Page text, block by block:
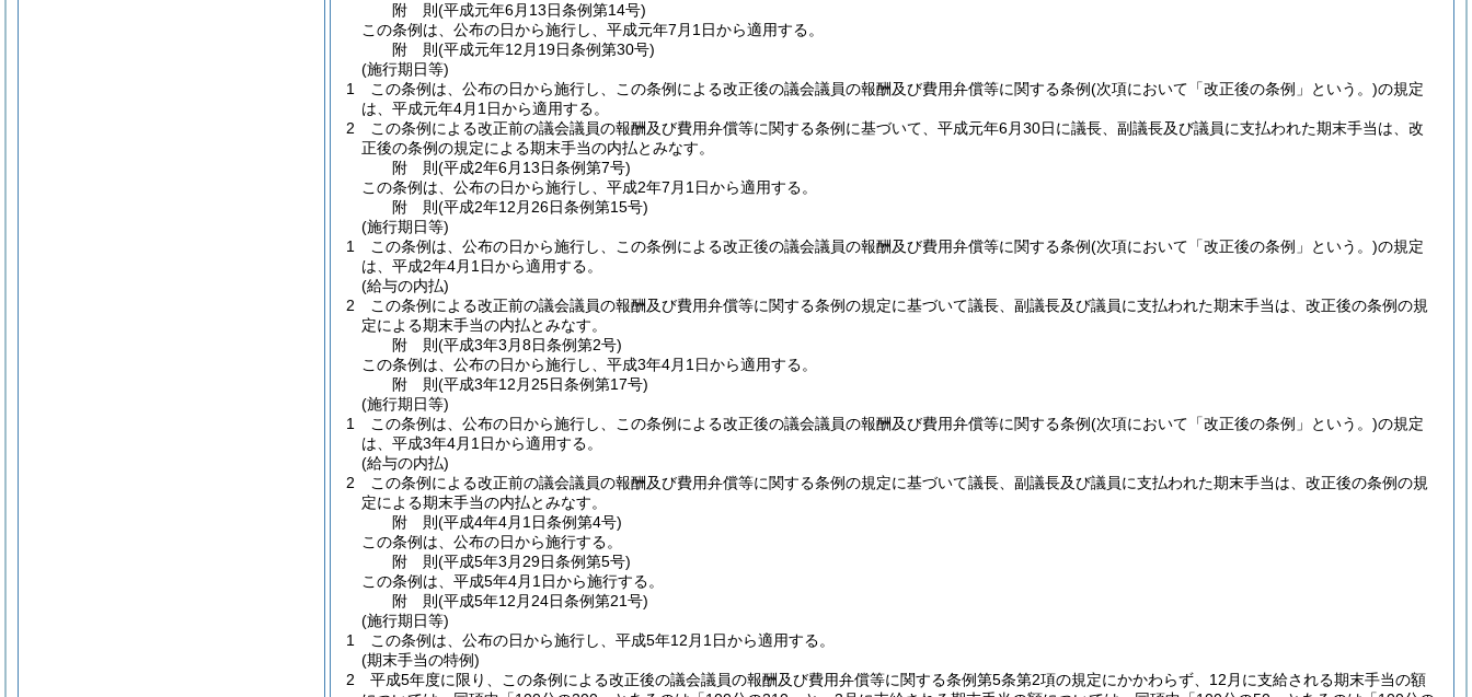
附 則(平成元年6月13日条例第14号)
この条例は、公布の日から施行し、平成元年7月1日から適用する。
附 則(平成元年12月19日条例第30号)
(施行期日等)
1
この条例は、公布の日から施行し、この条例による改正後の議会議員の報酬及び費用弁償等に関する条例(次項において「改正後の条例」という。)の規定
は、平成元年4月1日から適用する。
2
この条例による改正前の議会議員の報酬及び費用弁償等に関する条例に基づいて、平成元年6月30日に議長、副議長及び議員に支払われた期末手当は、改
正後の条例の規定による期末手当の内払とみなす。
附 則(平成2年6月13日条例第7号)
この条例は、公布の日から施行し、平成2年7月1日から適用する。
附 則(平成2年12月26日条例第15号)
(施行期日等)
1
この条例は、公布の日から施行し、この条例による改正後の議会議員の報酬及び費用弁償等に関する条例(次項において「改正後の条例」という。)の規定
は、平成2年4月1日から適用する。
(給与の内払)
2
この条例による改正前の議会議員の報酬及び費用弁償等に関する条例の規定に基づいて議長、副議長及び議員に支払われた期末手当は、改正後の条例の規
定による期末手当の内払とみなす。
附 則(平成3年3月8日条例第2号)
この条例は、公布の日から施行し、平成3年4月1日から適用する。
附 則(平成3年12月25日条例第17号)
(施行期日等)
1
この条例は、公布の日から施行し、この条例による改正後の議会議員の報酬及び費用弁償等に関する条例(次項において「改正後の条例」という。)の規定
は、平成3年4月1日から適用する。
(給与の内払)
2
この条例による改正前の議会議員の報酬及び費用弁償等に関する条例の規定に基づいて議長、副議長及び議員に支払われた期末手当は、改正後の条例の規
定による期末手当の内払とみなす。
附 則(平成4年4月1日条例第4号)
この条例は、公布の日から施行する。
附 則(平成5年3月29日条例第5号)
この条例は、平成5年4月1日から施行する。
附 則(平成5年12月24日条例第21号)
(施行期日等)
1
この条例は、公布の日から施行し、平成5年12月1日から適用する。
(期末手当の特例)
2
平成5年度に限り、この条例による改正後の議会議員の報酬及び費用弁償等に関する条例第5条第2項の規定にかかわらず、12月に支給される期末手当の額